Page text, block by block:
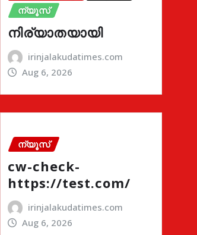
ന്യൂസ്
നിര്യാതയായി
irinjalakudatimes.com
Aug 6, 2026
ന്യൂസ്
cw-check-
https://test.com/
irinjalakudatimes.com
Aug 6, 2026